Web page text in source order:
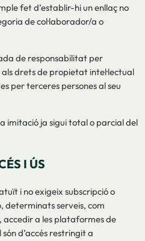
fet d’establir-hi un enllaç no
de col·laborador/a o
de responsabilitat per
drets de propietat intel·lectual
per terceres persones al seu
imitació ja sigui total o parcial del
I ÚS
i no exigeix subscripció o
determinats serveis, com
a les plataformes de
d’accés restringit a